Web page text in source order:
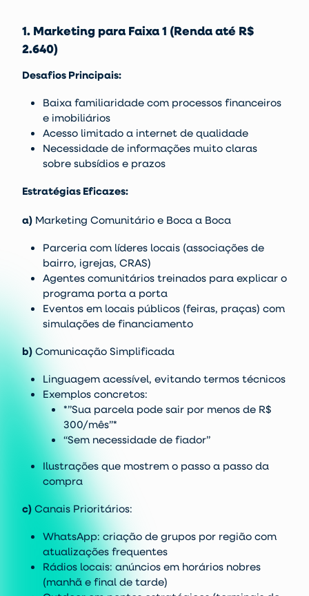
1. Marketing para Faixa 1 (Renda até R$
2.640)
Desafios Principais:
Baixa familiaridade com processos financeiros
e imobiliários
Acesso limitado a internet de qualidade
Necessidade de informações muito claras
sobre subsídios e prazos
Estratégias Eficazes:
a) Marketing Comunitário e Boca a Boca
Parceria com líderes locais (associações de
bairro, igrejas, CRAS)
Agentes comunitários treinados para explicar o
programa porta a porta
Eventos em locais públicos (feiras, praças) com
simulações de financiamento
b) Comunicação Simplificada
Linguagem acessível, evitando termos técnicos
Exemplos concretos:
*”Sua parcela pode sair por menos de R$
300/mês”*
“Sem necessidade de fiador”
Ilustrações que mostrem o passo a passo da
compra
c) Canais Prioritários:
WhatsApp: criação de grupos por região com
atualizações frequentes
Rádios locais: anúncios em horários nobres
(manhã e final de tarde)